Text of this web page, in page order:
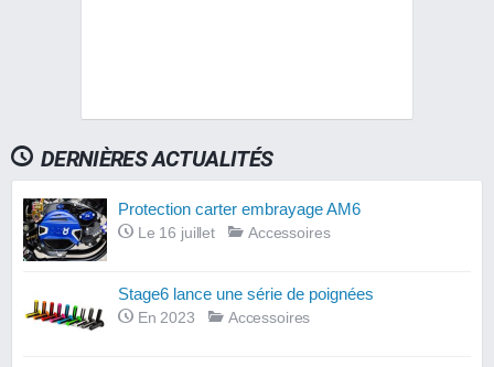
DERNIÈRES ACTUALITÉS
Protection carter embrayage AM6
Le 16 juillet Accessoires
Stage6 lance une série de poignées
En 2023 Accessoires